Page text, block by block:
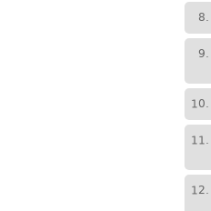
8.
9.
10.
11.
12.